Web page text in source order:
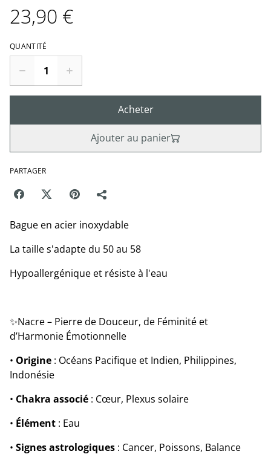
23,90 €
QUANTITÉ
Acheter
Ajouter au panier
PARTAGER
Bague en acier inoxydable
La taille s'adapte du 50 au 58
Hypoallergénique et résiste à l'eau
✨Nacre – Pierre de Douceur, de Féminité et
d’Harmonie Émotionnelle
• Origine : Océans Pacifique et Indien, Philippines,
Indonésie
• Chakra associé : Cœur, Plexus solaire
• Élément : Eau
• Signes astrologiques : Cancer, Poissons, Balance